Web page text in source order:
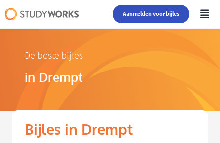
Aanmelden voor bijles
De beste bijles
in Drempt
Bijles in Drempt